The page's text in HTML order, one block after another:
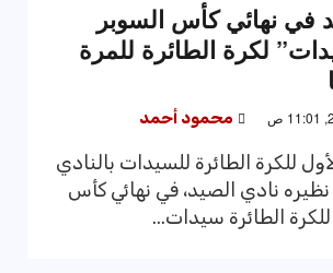
في نهائي كأس السوبر
لكرة الطائرة للمرة
محمود أحمد
للكرة الطائرة للسيدات بالنادي
نظيره نادي الصيد، في نهائي كأس
الطائرة سيدات...